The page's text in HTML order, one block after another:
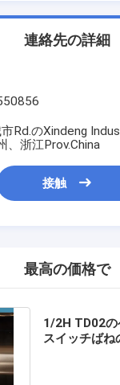
連絡先の詳細
Rd.のXindeng
、浙江Prov.China
接触
最高の価格で
1/2H TD02の
スイッチば